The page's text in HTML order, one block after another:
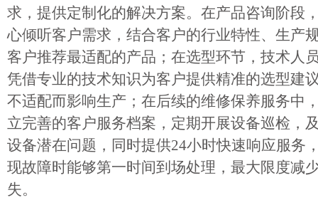
求，提供定制化的解决方案。在产品咨询阶段
心倾听客户需求，结合客户的行业特性、生产
客户推荐最适配的产品；在选型环节，技术人
凭借专业的技术知识为客户提供精准的选型建
不适配而影响生产；在后续的维修保养服务中
立完善的客户服务档案，定期开展设备巡检，
设备潜在问题，同时提供24小时快速响应服务
现故障时能够第一时间到场处理，最大限度减
失。